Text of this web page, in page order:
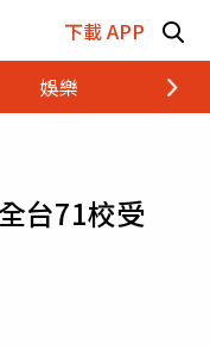
下載 APP
娛樂 財經
台71校受